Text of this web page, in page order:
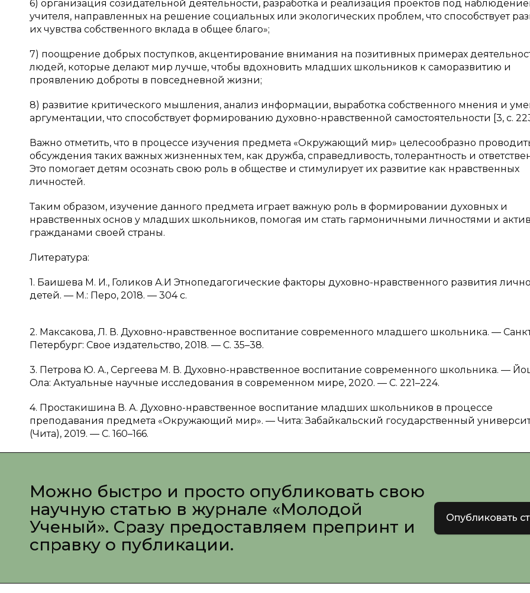
6) организация созидательной деятельности, разработка и реализация проектов под
учителя, направленных на решение социальных или экологических проблем, что способствует
их чувства собственного вклада в общее благо»;
7) поощрение добрых поступков, акцентирование внимания на позитивных примерах
людей, которые делают мир лучше, чтобы вдохновить младших школьников к саморазвитию и
проявлению доброты в повседневной жизни;
8) развитие критического мышления, анализ информации, выработка собственного мнения и
аргументации, что способствует формированию духовно-нравственной самостоятельности [3, с.
Важно отметить, что в процессе изучения предмета «Окружающий мир» целесообразно
обсуждения таких важных жизненных тем, как дружба, справедливость, толерантность и
Это помогает детям осознать свою роль в обществе и стимулирует их развитие как нравственных
личностей.
Таким образом, изучение данного предмета играет важную роль в формировании духовных и
нравственных основ у младших школьников, помогая им стать гармоничными личностями и
гражданами своей страны.
Литература:
1. Баишева М. И., Голиков А.И Этнопедагогические факторы духовно-нравственного развития
детей. — М.: Перо, 2018. — 304 с.
2. Максакова, Л. В. Духовно-нравственное воспитание современного младшего школьника. —
Петербург: Свое издательство, 2018. — С. 35–38.
3. Петрова Ю. А., Сергеева М. В. Духовно-нравственное воспитание современного школьника. —
Ола: Актуальные научные исследования в современном мире, 2020. — С. 221–224.
4. Простакишина В. А. Духовно-нравственное воспитание младших школьников в процессе
преподавания предмета «Окружающий мир». — Чита: Забайкальский государственный
(Чита), 2019. — С. 160–166.
Можно быстро и просто опубликовать свою
научную статью в журнале «Молодой
Ученый». Сразу предоставляем препринт и
справку о публикации.
Опубликовать